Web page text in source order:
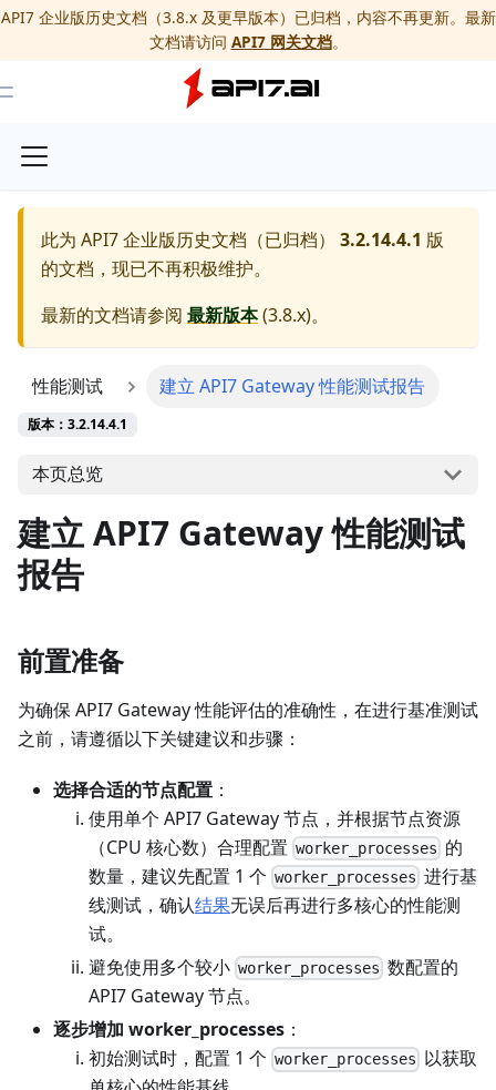
API7 企业版历史文档（3.8.x 及更早版本）已归档，内容不再更新。最新
文档请访问 API7 网关文档。
Toggle Menu
此为 API7 企业版历史文档（已归档） 3.2.14.4.1 版
的文档，现已不再积极维护。
最新的文档请参阅 最新版本(3.8.x)。
性能测试 建立 API7 Gateway 性能测试报告
版本：3.2.14.4.1
本页总览
建立 API7 Gateway 性能测试
报告
前置准备
为确保 API7 Gateway 性能评估的准确性，在进行基准测试
之前，请遵循以下关键建议和步骤：
选择合适的节点配置 ：
使用单个 API7 Gateway 节点，并根据节点资源
（CPU 核心数）合理配置 worker_processes 的
数量，建议先配置 1 个 worker_processes 进行基
线测试，确认结果无误后再进行多核心的性能测
试。
避免使用多个较小 worker_processes 数配置的
API7 Gateway 节点。
逐步增加 worker_processes ：
初始测试时，配置 1 个 worker_processes 以获取